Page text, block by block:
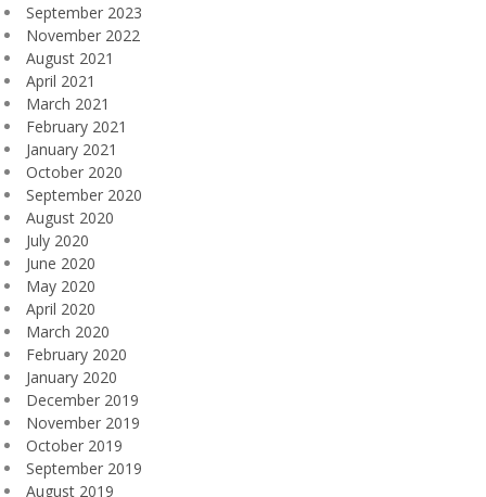
September 2023
November 2022
August 2021
April 2021
March 2021
February 2021
January 2021
October 2020
September 2020
August 2020
July 2020
June 2020
May 2020
April 2020
March 2020
February 2020
January 2020
December 2019
November 2019
October 2019
September 2019
August 2019